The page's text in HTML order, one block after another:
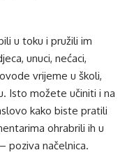
u toku i pružili im
unuci, nećaci,
vrijeme u školi,
Isto možete učiniti i na
kako biste pratili
ohrabrili ih u
poziva načelnica.